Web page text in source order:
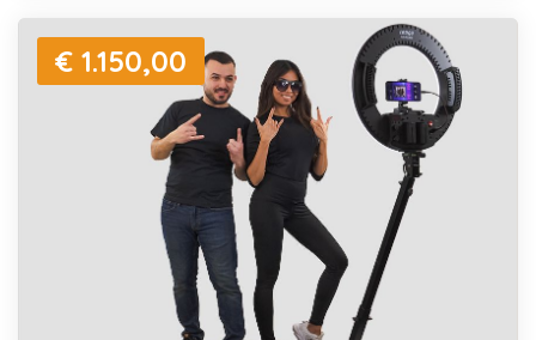
€ 1.150,00